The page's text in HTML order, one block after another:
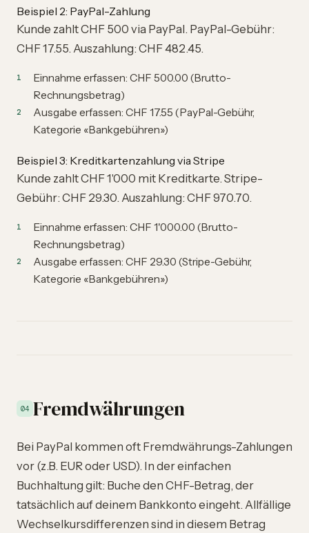
Beispiel 2: PayPal-Zahlung
Kunde zahlt CHF 500 via PayPal. PayPal-Gebühr:
CHF 17.55. Auszahlung: CHF 482.45.
Einnahme erfassen: CHF 500.00 (Brutto-
Rechnungsbetrag)
Ausgabe erfassen: CHF 17.55 (PayPal-Gebühr,
Kategorie «Bankgebühren»)
Beispiel 3: Kreditkartenzahlung via Stripe
Kunde zahlt CHF 1'000 mit Kreditkarte. Stripe-
Gebühr: CHF 29.30. Auszahlung: CHF 970.70.
Einnahme erfassen: CHF 1'000.00 (Brutto-
Rechnungsbetrag)
Ausgabe erfassen: CHF 29.30 (Stripe-Gebühr,
Kategorie «Bankgebühren»)
04 Fremdwährungen
Bei PayPal kommen oft Fremdwährungs-Zahlungen
vor (z.B. EUR oder USD). In der einfachen
Buchhaltung gilt: Buche den CHF-Betrag, der
tatsächlich auf deinem Bankkonto eingeht. Allfällige
Wechselkursdifferenzen sind in diesem Betrag